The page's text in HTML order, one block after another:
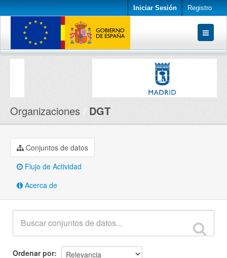
Iniciar Sesión Registro
Conjuntos de datos
Organizaciones DGT
Conjuntos de datos
Flujo de Actividad
Acerca de
Ordenar por